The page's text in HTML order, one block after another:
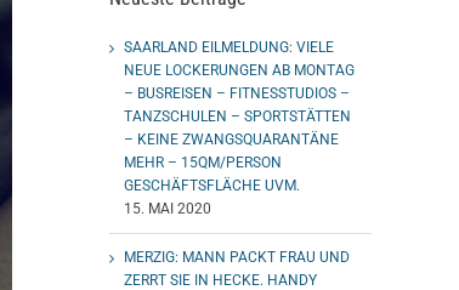
SAARLAND EILMELDUNG: VIELE
NEUE LOCKERUNGEN AB MONTAG
– BUSREISEN – FITNESSTUDIOS –
TANZSCHULEN – SPORTSTÄTTEN
– KEINE ZWANGSQUARANTÄNE
MEHR – 15QM/PERSON
GESCHÄFTSFLÄCHE UVM.
15. MAI 2020
MERZIG: MANN PACKT FRAU UND
ZERRT SIE IN HECKE. HANDY